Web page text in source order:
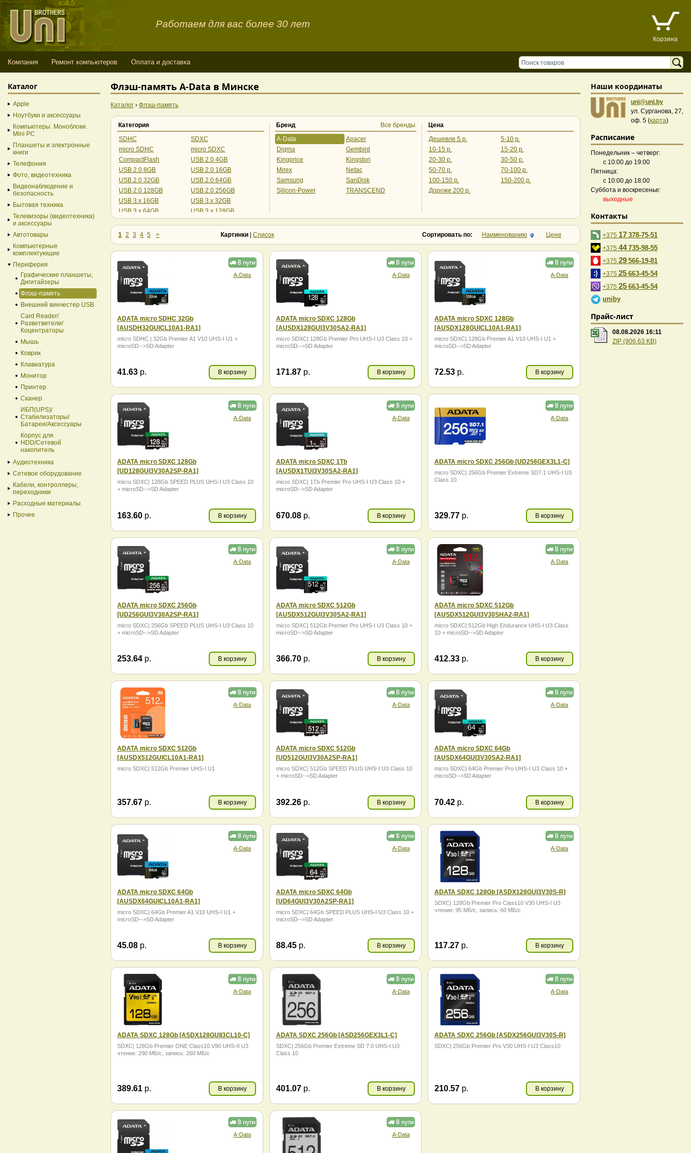
Работаем для вас более 30 лет
Корзина
Компания Ремонт компьютеров Оплата и доставка
Флэш-память A-Data в Минске
Каталог › Флэш-память
Категория
SDHC
SDXC
micro SDHC
micro SDXC
CompactFlash
USB 2.0 4GB
USB 2.0 8GB
USB 2.0 16GB
USB 2.0 32GB
USB 2.0 64GB
USB 2.0 128GB
USB 2.0 256GB
USB 3.x 16GB
USB 3.x 32GB
USB 3.x 64GB
USB 3.x 128GB
USB Type C 32Gb
USB Type C 64Gb
Бренд
Все бренды
A-Data
Apacer
Digma
Gembird
Kingprice
Kingston
Mirex
Netac
Samsung
SanDisk
Silicon-Power
TRANSCEND
Цена
Дешевле 5 р.
5-10 р.
10-15 р.
15-20 р.
20-30 р.
30-50 р.
50-70 р.
70-100 р.
100-150 р.
150-200 р.
Дороже 200 р.
1 2 3 4 5 > Картинки Список Сортировать по: Наименованию Цене
A-Data
ADATA micro SDHC 32Gb
[AUSDH32GUICL10A1-RA1]
micro SDHC | 32Gb Premier A1 V10 UHS-I U1 +
microSD-->SD Adapter
41.63 р. В корзину
A-Data
ADATA micro SDXC 128Gb
[AUSDX128GUI3V30SA2-RA1]
micro SDXC| 128Gb Premier Pro UHS-I U3 Class 10 +
microSD-->SD Adapter
171.87 р. В корзину
A-Data
ADATA micro SDXC 128Gb
[AUSDX128GUICL10A1-RA1]
micro SDXC| 128Gb Premier A1 V10 UHS-I U1 +
microSD-->SD Adapter
72.53 р. В корзину
A-Data
ADATA micro SDXC 128Gb
[UD128GUI3V30A2SP-RA1]
micro SDXC| 128Gb SPEED PLUS UHS-I U3 Class 10
+ microSD-->SD Adapter
163.60 р. В корзину
A-Data
ADATA micro SDXC 1Tb
[AUSDX1TUI3V30SA2-RA1]
micro SDXC| 1Tb Premier Pro UHS-I U3 Class 10 +
microSD-->SD Adapter
670.08 р. В корзину
A-Data
ADATA micro SDXC 256Gb [UD256GEX3L1-C]
micro SDXC| 256Gb Premier Extreme SD7.1 UHS-I U3
Class 10
329.77 р. В корзину
A-Data
ADATA micro SDXC 256Gb
[UD256GUI3V30A2SP-RA1]
micro SDXC| 256Gb SPEED PLUS UHS-I U3 Class 10
+ microSD-->SD Adapter
253.64 р. В корзину
A-Data
ADATA micro SDXC 512Gb
[AUSDX512GUI3V30SA2-RA1]
micro SDXC| 512Gb Premier Pro UHS-I U3 Class 10 +
microSD-->SD Adapter
366.70 р. В корзину
A-Data
ADATA micro SDXC 512Gb
[AUSDX512GUI3V30SHA2-RA1]
micro SDXC| 512Gb High Endurance UHS-I U3 Class
10 + microSD-->SD Adapter
412.33 р. В корзину
A-Data
ADATA micro SDXC 512Gb
[AUSDX512GUICL10A1-RA1]
micro SDXC| 512Gb Premier UHS-I U1
357.67 р. В корзину
A-Data
ADATA micro SDXC 512Gb
[UD512GUI3V30A2SP-RA1]
micro SDXC| 512Gb SPEED PLUS UHS-I U3 Class 10
+ microSD-->SD Adapter
392.26 р. В корзину
A-Data
ADATA micro SDXC 64Gb
[AUSDX64GUI3V30SA2-RA1]
micro SDXC| 64Gb Premier Pro UHS-I U3 Class 10 +
microSD-->SD Adapter
70.42 р. В корзину
A-Data
ADATA micro SDXC 64Gb
[AUSDX64GUICL10A1-RA1]
micro SDXC| 64Gb Premier A1 V10 UHS-I U1 +
microSD-->SD Adapter
45.08 р. В корзину
A-Data
ADATA micro SDXC 64Gb
[UD64GUI3V30A2SP-RA1]
micro SDXC| 64Gb SPEED PLUS UHS-I U3 Class 10 +
microSD-->SD Adapter
88.45 р. В корзину
A-Data
ADATA SDXC 128Gb [ASDX128GUI3V30S-R]
SDXC| 128Gb Premier Pro Class10 V30 UHS-I U3
чтение: 95 МБ/с, запись: 60 МБ/с
117.27 р. В корзину
A-Data
ADATA SDXC 128Gb [ASDX128GUII3CL10-C]
SDXC| 128Gb Premier ONE Class10 V90 UHS-II U3
чтение: 290 МБ/с, запись: 260 МБ/с
389.61 р. В корзину
A-Data
ADATA SDXC 256Gb [ASD256GEX3L1-C]
SDXC| 256Gb Premier Extreme SD 7.0 UHS-I U3
Class 10
401.07 р. В корзину
A-Data
ADATA SDXC 256Gb [ASDX256GUI3V30S-R]
SDXC| 256Gb Premier Pro V30 UHS-I U3 Class10
210.57 р. В корзину
A-Data A-Data
Каталог
Apple
Ноутбуки и аксессуары
Компьютеры. Моноблоки.
Mini PC
Планшеты и электронные
книги
Телефония
Фото, видеотехника
Видеонаблюдение и
безопасность
Бытовая техника
Телевизоры (видеотехника)
и аксессуары
Автотовары
Компьютерные
комплектующие
Периферия
Графические планшеты,
Дигитайзеры
Флэш-память
Внешний винчестер USB
Card Reader/
Разветвители/
Коцентраторы
Мышь
Коврик
Клавиатура
Монитор
Принтер
Сканер
ИБП(UPS)/
Стабилизаторы/
Батареи/Аксессуары
Корпус для
HDD/Cетевой
накопитель
Аудиотехника
Сетевое оборудование
Кабели, контроллеры,
переходники
Расходные материалы
Прочее
Наши координаты
uni@uni.by
ул. Сурганова, 27,
оф. 5 (карта)
Расписание
Понедельник – четверг:
с 10:00 до 19:00
Пятница:
с 10:00 до 18:00
Суббота и воскресенье:
выходные
Контакты
+375 17 378-75-51
+375 44 735-98-55
+375 29 566-19-81
+375 25 663-45-54
+375 25 663-45-54
uniby
Прайс-лист
08.08.2026 16:11
ZIP (906.63 KB)